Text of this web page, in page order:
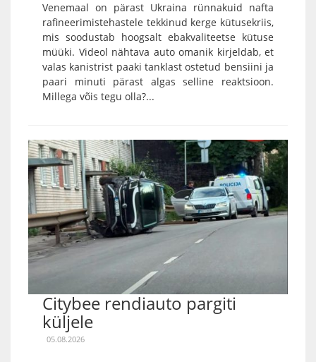
Venemaal on pärast Ukraina rünnakuid nafta
rafineerimistehastele tekkinud kerge kütusekriis,
mis soodustab hoogsalt ebakvaliteetse kütuse
müüki. Videol nähtava auto omanik kirjeldab, et
valas kanistrist paaki tanklast ostetud bensiini ja
paari minuti pärast algas selline reaktsioon.
Millega võis tegu olla?...
Citybee rendiauto pargiti
küljele
05.08.2026